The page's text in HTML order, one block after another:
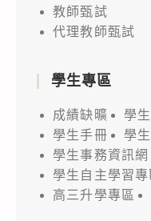
教師甄試
代理教師甄試
學生專區
成績缺曠
學
學生手冊
學
學生事務資訊網
學生自主學習專
高三升學專區